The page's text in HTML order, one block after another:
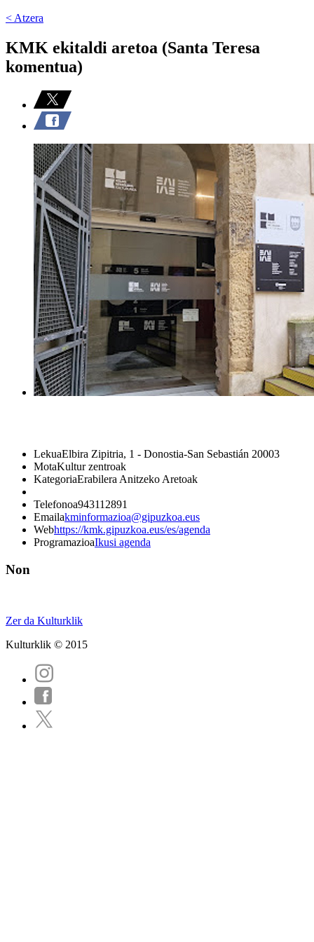
< Atzera
KMK ekitaldi aretoa (Santa Teresa
komentua)
LekuaElbira Zipitria, 1 - Donostia-San Sebastián 20003
MotaKultur zentroak
KategoriaErabilera Anitzeko Aretoak
Telefonoa943112891
Emailakminformazioa@gipuzkoa.eus
Webhttps://kmk.gipuzkoa.eus/es/agenda
ProgramazioaIkusi agenda
Non
Zer da Kulturklik
Kulturklik © 2015